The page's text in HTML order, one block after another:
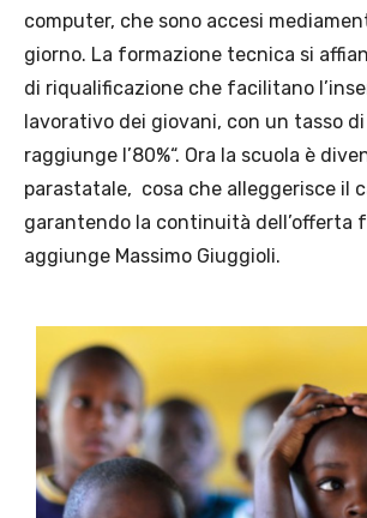
computer, che sono accesi
giorno. La formazione tecnica si
di riqualificazione che facilitano
lavorativo dei giovani, con un tasso
raggiunge l’80%“. Ora la scuola è
parastatale, cosa che alleggerisce il
garantendo la continuità dell’offerta
aggiunge Massimo Giuggioli.